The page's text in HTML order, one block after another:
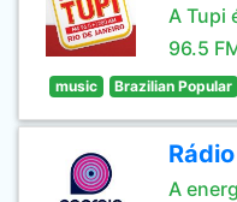
A Tupi
96.5
music Brazilian Popular
A